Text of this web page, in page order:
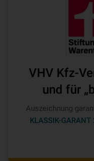
VHV Kfz-
und für
Auszeichnung
KLASSIK-GARANT